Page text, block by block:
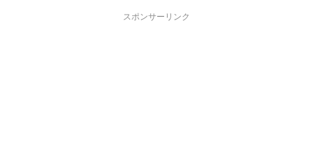
スポンサーリンク